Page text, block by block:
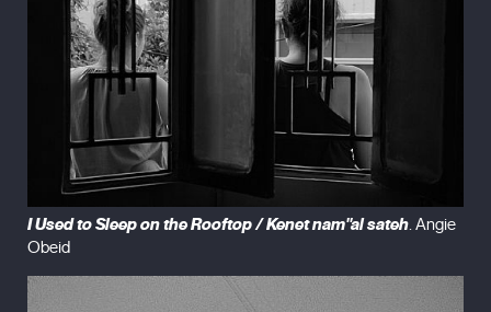
I Used to Sleep on the Rooftop / Kenet nam''al sateh. Angie
Obeid